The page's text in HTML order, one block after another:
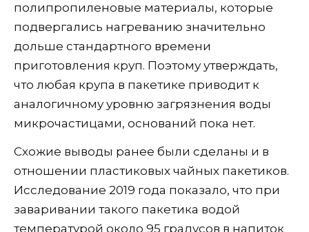
полипропиленовые материалы, которые
подвергались нагреванию значительно
дольше стандартного времени
приготовления круп. Поэтому утверждать,
что любая крупа в пакетике приводит к
аналогичному уровню загрязнения воды
микрочастицами, оснований пока нет.
Схожие выводы ранее были сделаны и в
отношении пластиковых чайных пакетиков.
Исследование 2019 года показало, что при
заваривании такого пакетика водой
температурой около 95 градусов в напиток